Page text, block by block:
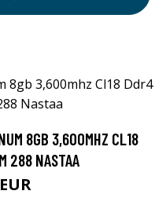
8GB 3,600MHZ CL18
288 NASTAA